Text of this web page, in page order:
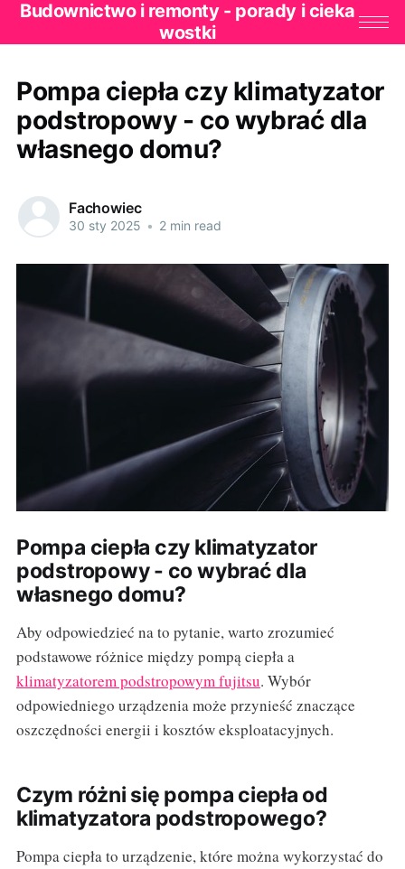
Budownictwo i remonty - porady i cieka
wostki
Pompa ciepła czy klimatyzator
podstropowy - co wybrać dla
własnego domu?
Fachowiec
30 sty 2025 • 2 min read
Pompa ciepła czy klimatyzator
podstropowy - co wybrać dla
własnego domu?
Aby odpowiedzieć na to pytanie, warto zrozumieć
podstawowe różnice między pompą ciepła a
klimatyzatorem podstropowym fujitsu. Wybór
odpowiedniego urządzenia może przynieść znaczące
oszczędności energii i kosztów eksploatacyjnych.
Czym różni się pompa ciepła od
klimatyzatora podstropowego?
Pompa ciepła to urządzenie, które można wykorzystać do